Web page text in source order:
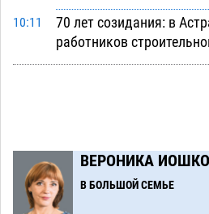
10:11
70 лет созидания: в
работников
На Всероссийской
09:00 Вчера в Астрахани
21:00
Астрахань встретит
ВЕРОНИКА ИОШКО
В БОЛЬШОЙ СЕМЬЕ